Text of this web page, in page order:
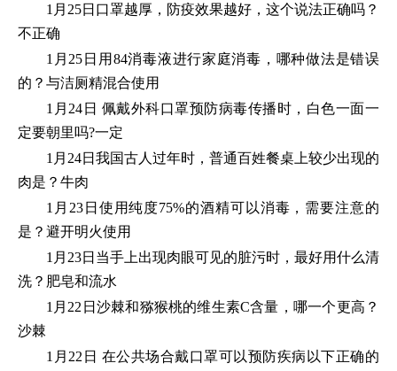
1月25日口罩越厚，防疫效果越好，这个说法正确吗？
不正确
1月25日用84消毒液进行家庭消毒，哪种做法是错误
的？与洁厕精混合使用
1月24日 佩戴外科口罩预防病毒传播时，白色一面一
定要朝里吗?一定
1月24日我国古人过年时，普通百姓餐桌上较少出现的
肉是？牛肉
1月23日使用纯度75%的酒精可以消毒，需要注意的
是？避开明火使用
1月23日当手上出现肉眼可见的脏污时，最好用什么清
洗？肥皂和流水
1月22日沙棘和猕猴桃的维生素C含量，哪一个更高？
沙棘
1月22日 在公共场合戴口罩可以预防疾病以下正确的